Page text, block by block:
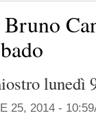
lunedì
25, 2014 -